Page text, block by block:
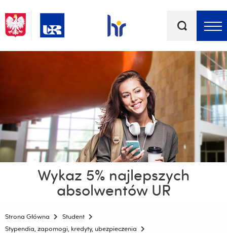
kluczowe
Wykaz 5% najlepszych
absolwentów UR
Strona Główna
Student
Stypendia, zapomogi, kredyty, ubezpieczenia